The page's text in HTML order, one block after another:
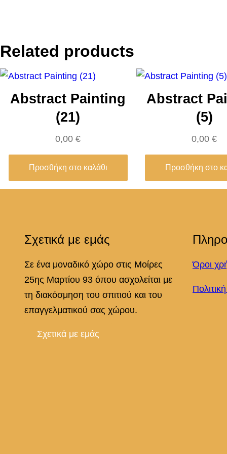
Related products
Abstract Painting
(21)
0,00€
Προσθήκη στο καλάθι
Abstract
(5)
0,00€
Προσθήκη στο
Σχετικά με εμάς
Σε ένα μοναδικό χώρο στις Μοίρες
25ης Μαρτίου 93 όπου ασχολείται με
τη διακόσμηση του σπιτιού και του
επαγγελματικού σας χώρου.
Σχετικά με εμάς
Όροι